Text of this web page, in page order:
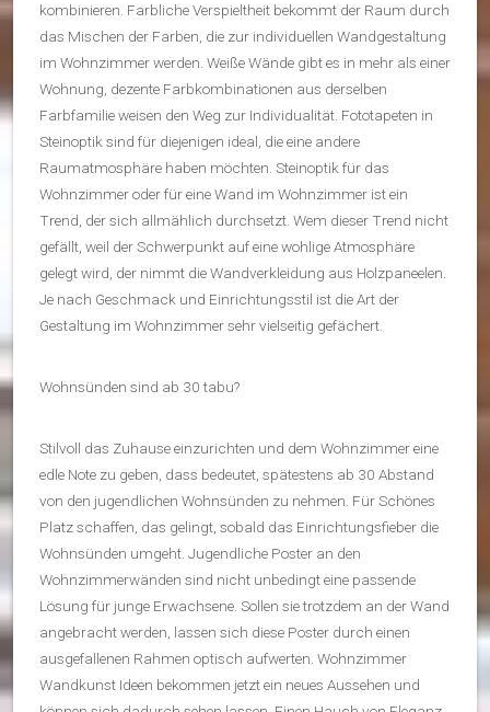
kombinieren. Farbliche Verspieltheit bekommt der Raum durch
das Mischen der Farben, die zur individuellen Wandgestaltung
im Wohnzimmer werden. Weiße Wände gibt es in mehr als einer
Wohnung, dezente Farbkombinationen aus derselben
Farbfamilie weisen den Weg zur Individualität. Fototapeten in
Steinoptik sind für diejenigen ideal, die eine andere
Raumatmosphäre haben möchten. Steinoptik für das
Wohnzimmer oder für eine Wand im Wohnzimmer ist ein
Trend, der sich allmählich durchsetzt. Wem dieser Trend nicht
gefällt, weil der Schwerpunkt auf eine wohlige Atmosphäre
gelegt wird, der nimmt die Wandverkleidung aus Holzpaneelen.
Je nach Geschmack und Einrichtungsstil ist die Art der
Gestaltung im Wohnzimmer sehr vielseitig gefächert.
Wohnsünden sind ab 30 tabu?
Stilvoll das Zuhause einzurichten und dem Wohnzimmer eine
edle Note zu geben, dass bedeutet, spätestens ab 30 Abstand
von den jugendlichen Wohnsünden zu nehmen. Für Schönes
Platz schaffen, das gelingt, sobald das Einrichtungsfieber die
Wohnsünden umgeht. Jugendliche Poster an den
Wohnzimmerwänden sind nicht unbedingt eine passende
Lösung für junge Erwachsene. Sollen sie trotzdem an der Wand
angebracht werden, lassen sich diese Poster durch einen
ausgefallenen Rahmen optisch aufwerten. Wohnzimmer
Wandkunst Ideen bekommen jetzt ein neues Aussehen und